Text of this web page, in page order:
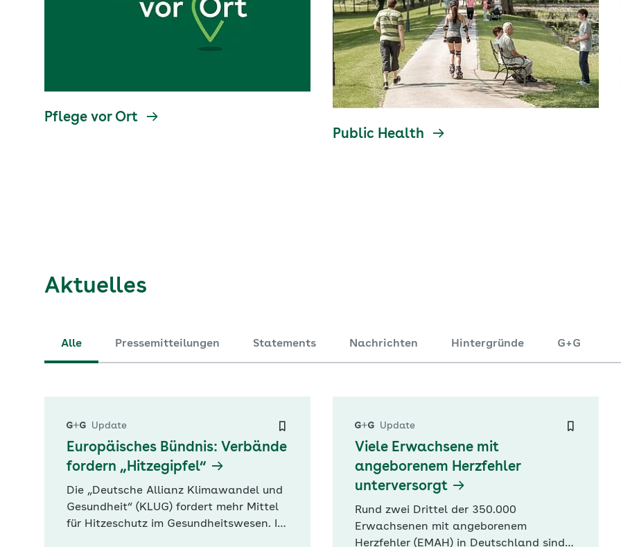
Pflege vor Ort
Public Health
Aktuelles
Alle Pressemitteilungen Statements Nachrichten Hintergründe G+G
Update
Europäisches Bündnis: Verbände
fordern „Hitzegipfel“
Die „Deutsche Allianz Klimawandel und
Gesundheit“ (KLUG) fordert mehr Mittel
für Hitzeschutz im Gesundheitswesen. In
Update
Viele Erwachsene mit
angeborenem Herzfehler
unterversorgt
Rund zwei Drittel der 350.000
Erwachsenen mit angeborenem
Herzfehler (EMAH) in Deutschland sind